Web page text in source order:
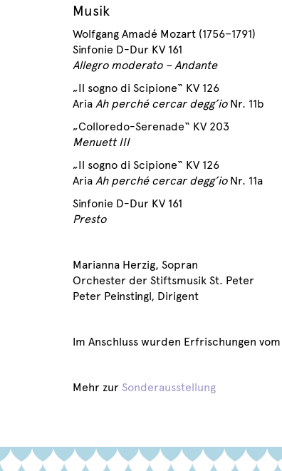
Musik
Wolfgang Amadé Mozart (1756–1791)
Sinfonie D-Dur KV 161
Allegro moderato – Andante
„Il sogno di Scipione“ KV 126
Aria Ah perché cercar degg’ioNr. 11b
„Colloredo-Serenade“ KV 203
Menuett III
„Il sogno di Scipione“ KV 126
Aria Ah perché cercar degg’ioNr. 11a
Sinfonie D-Dur KV 161
Presto
Marianna Herzig, Sopran
Orchester der Stiftsmusik St. Peter
Peter Peinstingl, Dirigent
Im Anschluss wurden Erfrischungen vom
Mehr zur Sonderausstellung